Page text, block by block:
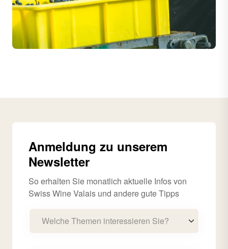
Anmeldung zu unserem
Newsletter
So erhalten Sie monatlich aktuelle Infos von
Swiss Wine Valais und andere gute Tipps
Welche Themen interessieren Sie?